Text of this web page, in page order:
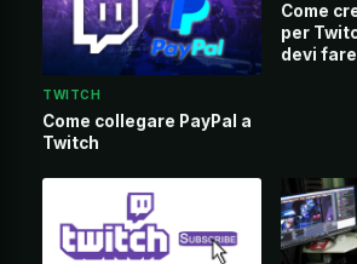
TWITCH
Come collegare PayPal a
Twitch
Come
per
devi fare